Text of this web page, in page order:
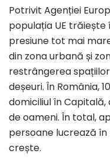
Potrivit Agenției
populația UE trăiește
presiune tot mai
din zona urbană și
restrângerea
deșeuri. În România,
domiciliul în Capitală,
de oameni. În total,
persoane lucrează
crește.